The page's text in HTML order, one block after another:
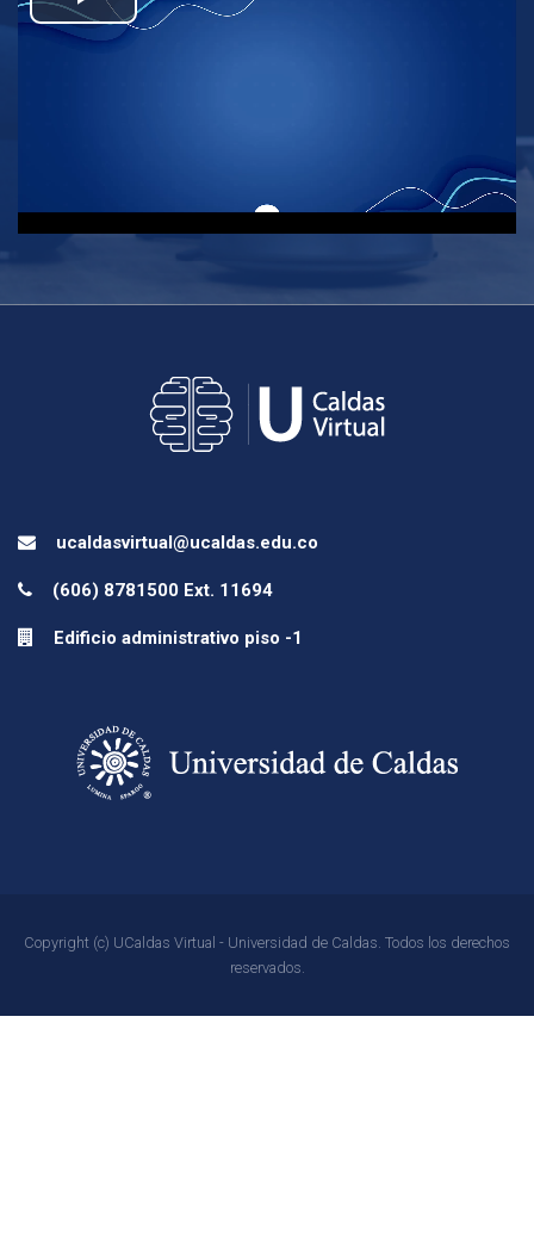
Play
ucaldasvirtual@ucaldas.edu.co
(606) 8781500 Ext. 11694
Edificio administrativo piso -1
Copyright (c) UCaldas Virtual - Universidad de Caldas. Todos los derechos
reservados.